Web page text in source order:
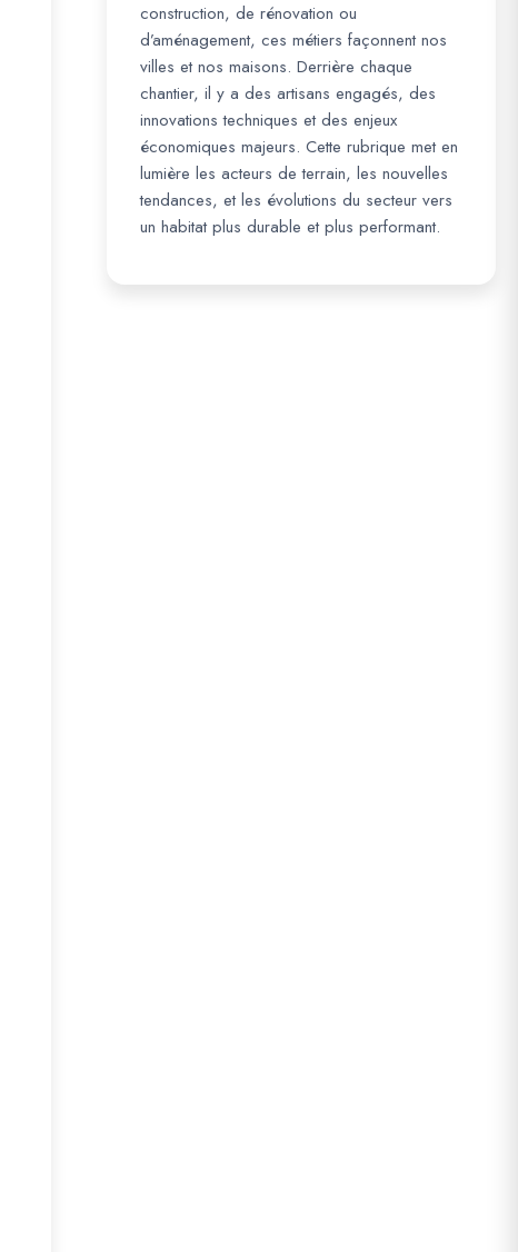
construction, de rénovation ou
d’aménagement, ces métiers façonnent nos
villes et nos maisons. Derrière chaque
chantier, il y a des artisans engagés, des
innovations techniques et des enjeux
économiques majeurs. Cette rubrique met en
lumière les acteurs de terrain, les nouvelles
tendances, et les évolutions du secteur vers
un habitat plus durable et plus performant.